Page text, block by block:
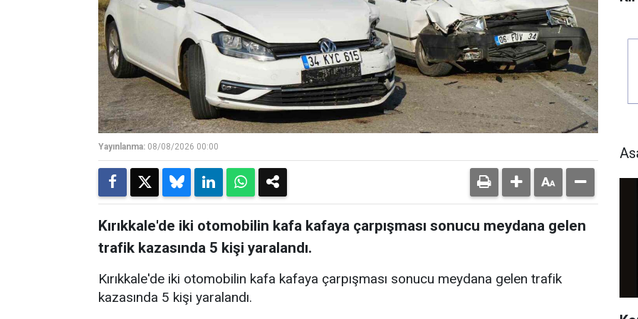
Yayınlanma: 08/08/2026 00:00
Kırıkkale'de iki otomobilin kafa kafaya çarpışması sonucu meydana gelen
trafik kazasında 5 kişi yaralandı.
Kırıkkale'de iki otomobilin kafa kafaya çarpışması sonucu meydana gelen trafik
kazasında 5 kişi yaralandı.